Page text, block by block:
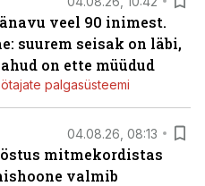
veel 90 inimest.
suurem seisak on läbi,
on ette müüdud
palgasüsteemi
04.08.26, 08:13
mitmekordistas
valmib